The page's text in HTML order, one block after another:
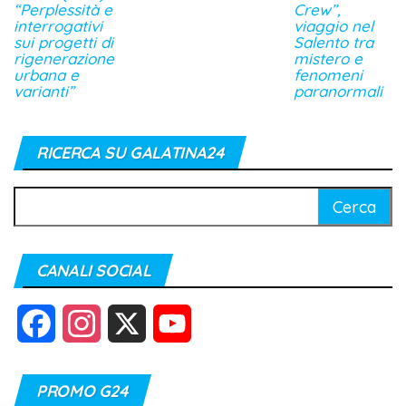
“Perplessità e
interrogativi
sui progetti di
rigenerazione
urbana e
varianti”
Crew”,
viaggio nel
Salento tra
mistero e
fenomeni
paranormali
RICERCA SU GALATINA24
per:
CANALI SOCIAL
c s
PROMO G24